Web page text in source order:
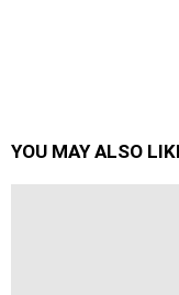
YOU MAY ALSO